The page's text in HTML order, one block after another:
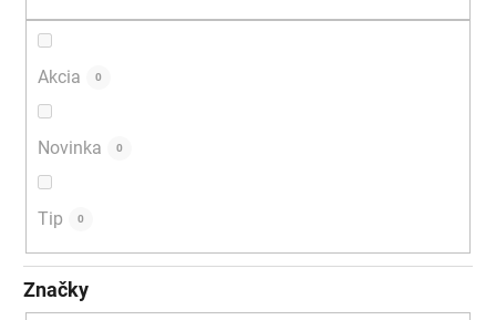
Akcia 0
Novinka 0
Tip 0
Značky